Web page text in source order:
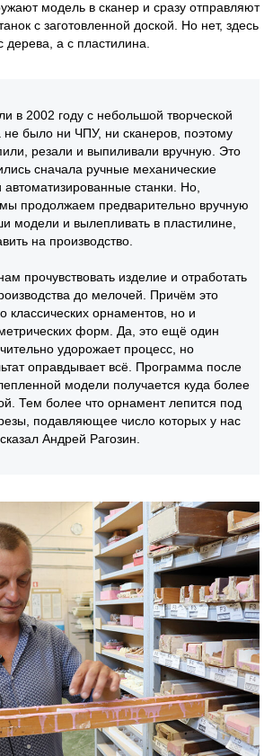
модель в сканер и сразу отправляют
с заготовленной доской. Но нет, здесь
дерева, а с пластилина.
в 2002 году с небольшой творческой
не было ни ЧПУ, ни сканеров, поэтому
резали и выпиливали вручную. Это
сначала ручные механические
станки. Но,
продолжаем предварительно вручную
модели и вылепливать в пластилине,
на производство.
прочувствовать изделие и отработать
до мелочей. Причём это
классических орнаментов, но и
форм. Да, это ещё один
удорожает процесс, но
оправдывает всё. Программа после
модели получается куда более
Тем более что орнамент лепится под
подавляющее число которых у нас
Андрей Рагозин.